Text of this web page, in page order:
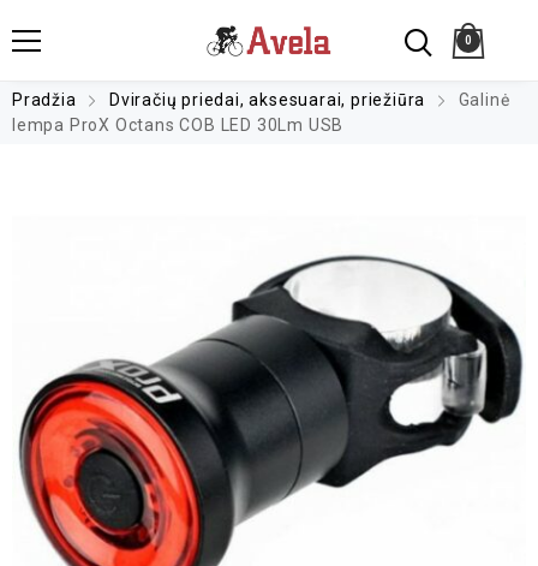
0
Pradžia Dviračių priedai, aksesuarai, priežiūra
Galinė
lempa ProX Octans COB LED 30Lm USB